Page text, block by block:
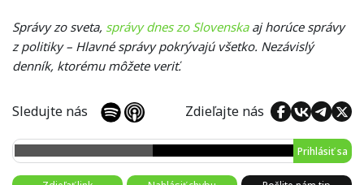
Správy zo sveta, správy dnes zo Slovenskaaj horúce správy
z politiky – Hlavné správy pokrývajú všetko. Nezávislý
denník, ktorému môžete veriť.
Sledujte nás Zdieľajte nás
Prihlásiť sa